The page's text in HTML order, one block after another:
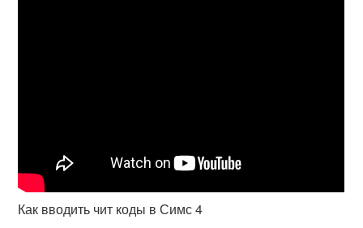
Как вводить чит коды в Симс 4